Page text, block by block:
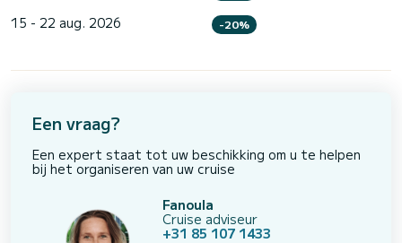
15 - 22 aug. 2026 -20%
Een vraag?
Een expert staat tot uw beschikking om u te helpen
bij het organiseren van uw cruise
Fanoula
Cruise adviseur
+31 85 107 1433